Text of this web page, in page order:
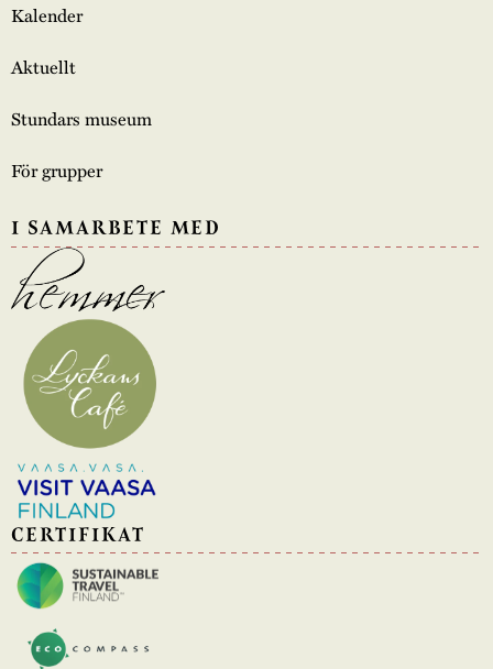
Kalender
Aktuellt
Stundars museum
För grupper
I SAMARBETE MED
CERTIFIKAT